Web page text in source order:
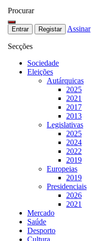
Procurar
Entrar Registar Assinar
Secções
Sociedade
Eleições
Autárquicas
2025
2021
2017
2013
Legislativas
2025
2024
2022
2019
Europeias
2019
Presidenciais
2026
2021
Mercado
Saúde
Desporto
Cultura